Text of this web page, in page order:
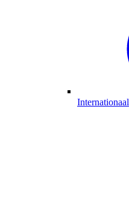
Internationaal